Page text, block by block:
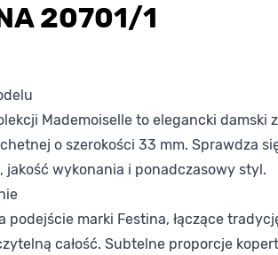
20701/1
Mademoiselle to elegancki
o szerokości 33 mm. Sprawdza
wykonania i ponadczasowy styl.
podejście marki Festina, łączące
całość. Subtelne proporcje